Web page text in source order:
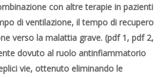
con altre terapie in pazienti
di ventilazione, il tempo di recupero
verso la malattia grave. (pdf 1, pdf 2,
dovuto al ruolo antinfiammatorio
vie, ottenuto eliminando le